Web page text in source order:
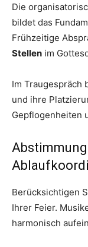
Die
bildet das
Frühzeitige
Stellen im
Im Traugespräch
und ihre
Gepflogenheiten
Berücksichtigen
Ihrer Feier.
harmonisch